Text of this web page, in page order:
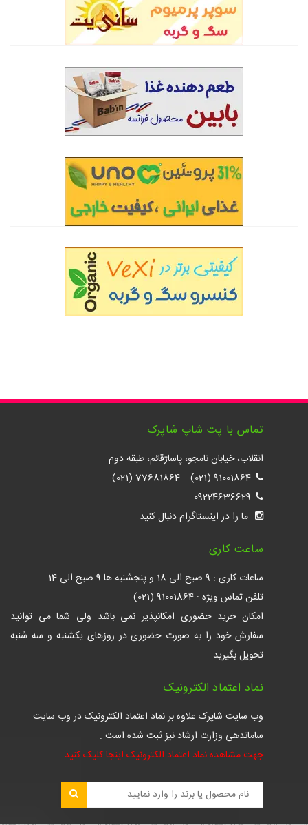
تماس با پت شاپ شاپرک
انقلاب، خیابان نامجو، پاساژقائم، طبقه دوم
91001864 (021)
–
77681864 (021)
09224636629
ما را در اینستاگرام دنبال کنید
ساعت کاری
ساعات کاری : 9 صبح الی 18 و پنجشنبه ها 9 صبح الی 14
تلفن تماس ویژه : 91001864 (021)
امکان خرید حضوری امکانپذیر نمی باشد ولی شما می توانید
سفارش خود را به صورت حضوری در روزهای یکشنبه و سه شنبه
تحویل بگیرید.
نماد اعتماد الکترونیک
وب سایت شاپرک علاوه بر نماد اعتماد الکترونیک در وب سایت
ساماندهی وزارت ارشاد نیز ثبت شده است .
جهت مشاهده نماد اعتماد الکترونیک اینجا کلیک کنید